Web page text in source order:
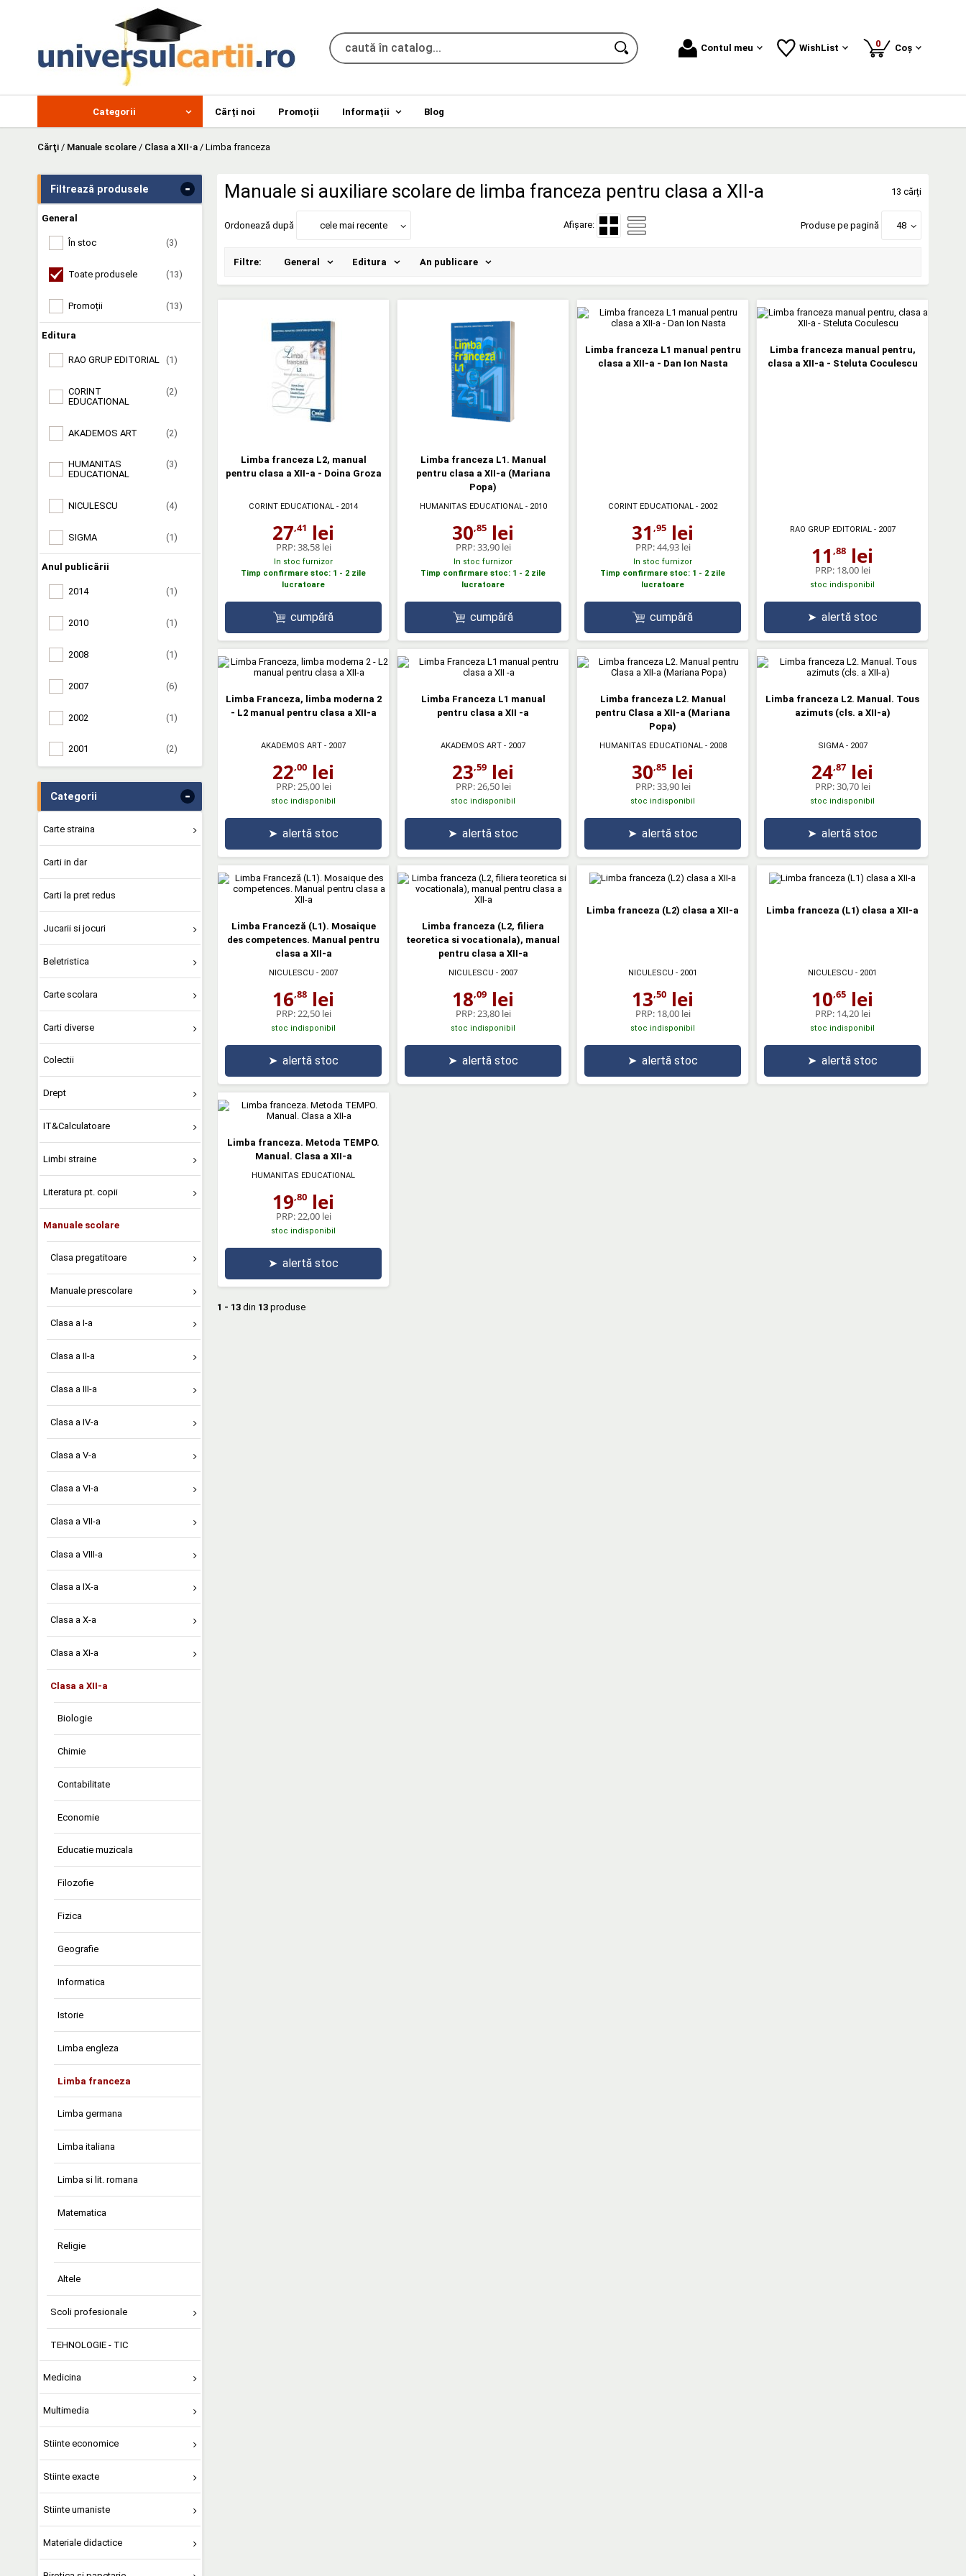
Contul meu WishList 0produse
Coș
Categorii Cărți noi Promoții Informații Blog
Cărţi / Manuale scolare / Clasa a XII-a / Limba franceza
Filtrează produsele -
General
În stoc (3)
Toate produsele (13)
Promoții (13)
Editura
RAO GRUP EDITORIAL (1)
CORINT
EDUCATIONAL
(2)
AKADEMOS ART (2)
HUMANITAS
EDUCATIONAL
(3)
NICULESCU (4)
SIGMA (1)
Anul publicării
2014 (1)
2010 (1)
2008 (1)
2007 (6)
2002 (1)
2001 (2)
Categorii -
Carte straina
Carti in dar
Carti la pret redus
Jucarii si jocuri
Beletristica
Carte scolara
Carti diverse
Colectii
Drept
IT&Calculatoare
Limbi straine
Literatura pt. copii
Manuale scolare
Clasa pregatitoare
Manuale prescolare
Clasa a I-a
Clasa a II-a
Clasa a III-a
Clasa a IV-a
Clasa a V-a
Clasa a VI-a
Clasa a VII-a
Clasa a VIII-a
Clasa a IX-a
Clasa a X-a
Clasa a XI-a
Clasa a XII-a
Biologie
Chimie
Contabilitate
Economie
Educatie muzicala
Filozofie
Fizica
Geografie
Informatica
Istorie
Limba engleza
Limba franceza
Limba germana
Limba italiana
Limba si lit. romana
Matematica
Religie
Altele
Scoli profesionale
TEHNOLOGIE - TIC
Medicina
Multimedia
Stiinte economice
Stiinte exacte
Stiinte umaniste
Materiale didactice
Manuale si auxiliare scolare de limba franceza pentru clasa a XII-a 13 cărți
Ordonează după cele mai recente Afișare: Produse pe pagină 48
Filtre: General Editura An publicare
Limba franceza L2, manual
pentru clasa a XII-a - Doina Groza
CORINT EDUCATIONAL - 2014
27,41 lei
PRP:38,58 lei
In stoc furnizor
Timp confirmare stoc: 1 - 2 zile
lucratoare
cumpără
Limba franceza L1. Manual
pentru clasa a XII-a (Mariana
Popa)
HUMANITAS EDUCATIONAL - 2010
30,85 lei
PRP:33,90 lei
In stoc furnizor
Timp confirmare stoc: 1 - 2 zile
lucratoare
cumpără
Limba franceza L1 manual pentru
clasa a XII-a - Dan Ion Nasta
CORINT EDUCATIONAL - 2002
31 ,95 lei
PRP:44,93 lei
In stoc furnizor
Timp confirmare stoc: 1 - 2 zile
lucratoare
cumpără
Limba franceza manual pentru,
clasa a XII-a - Steluta Coculescu
RAO GRUP EDITORIAL- 2007
11 ,88 lei
PRP: 18,00 lei
stoc indisponibil
➤ alertă stoc
Limba Franceza, limba moderna 2
- L2 manual pentru clasa a XII-a
AKADEMOS ART - 2007
22,00 lei
PRP:25,00 lei
stoc indisponibil
➤ alertă stoc
Limba Franceza L1 manual
pentru clasa a XII -a
AKADEMOS ART - 2007
23,59 lei
PRP:26,50 lei
stoc indisponibil
➤ alertă stoc
Limba franceza L2. Manual
pentru Clasa a XII-a (Mariana
Popa)
HUMANITAS EDUCATIONAL- 2008
30,85 lei
PRP:33,90 lei
stoc indisponibil
➤ alertă stoc
Limba franceza L2. Manual. Tous
azimuts (cls. a XII-a)
SIGMA- 2007
24,87 lei
PRP:30,70 lei
stoc indisponibil
➤ alertă stoc
Limba Franceză (L1). Mosaique
des competences. Manual pentru
clasa a XII-a
NICULESCU - 2007
16,88 lei
PRP:22,50 lei
stoc indisponibil
➤ alertă stoc
Limba franceza (L2, filiera
teoretica si vocationala), manual
pentru clasa a XII-a
NICULESCU - 2007
18,09 lei
PRP:23,80 lei
stoc indisponibil
➤ alertă stoc
Limba franceza (L2) clasa a XII-a
NICULESCU - 2001
13,50 lei
PRP: 18,00 lei
stoc indisponibil
➤ alertă stoc
Limba franceza (L1) clasa a XII-a
NICULESCU - 2001
10,65 lei
PRP: 14,20 lei
stoc indisponibil
➤ alertă stoc
Limba franceza. Metoda TEMPO.
Manual. Clasa a XII-a
HUMANITAS EDUCATIONAL
19,80 lei
PRP:22,00 lei
stoc indisponibil
➤ alertă stoc
1 - 13 din 13 produse